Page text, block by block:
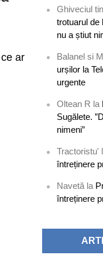
ar
Ghiveciul
trotuarul de
nu a știut
Balanel si
urșilor la
urgente
Oltean R la
Sugălete.
nimeni”
Tractoristu'
întreținere
Navetă la
întreținere